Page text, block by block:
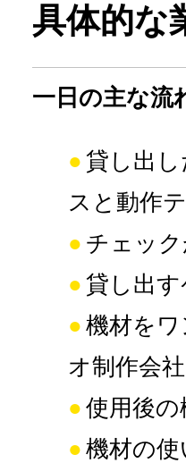
具体的な
一日の主な流
貸し出
スと動作
チェッ
貸し出
機材を
オ制作会
使用後
機材の